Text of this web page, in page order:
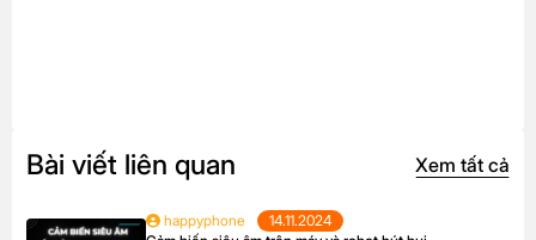
Bài viết liên quan Xem tất cả
happyphone
14.11.2024